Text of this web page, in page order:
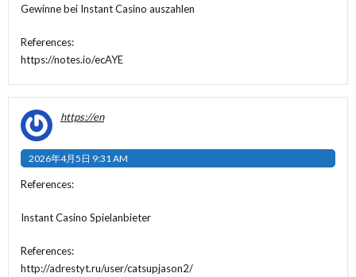
Gewinne bei Instant Casino auszahlen
References:
https://notes.io/ecAYE
https://en
2026年4月5日 9:31 AM
References:
Instant Casino Spielanbieter
References:
http://adrestyt.ru/user/catsupjason2/